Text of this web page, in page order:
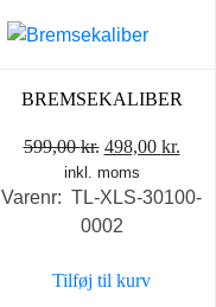
BREMSEKALIBER
599,00kr. Den
oprindelige
pris
var:
498,00 kr.
pris
inkl. moms
Varenr: TL-XLS-30100-
0002
Tilføj til kurv